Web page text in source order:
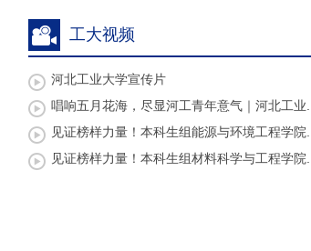
工大视频
河北工业大学宣传片
唱响五月花海，尽显河工青年意气｜河北工业...
见证榜样力量！本科生组能源与环境工程学院...
见证榜样力量！本科生组材料科学与工程学院...